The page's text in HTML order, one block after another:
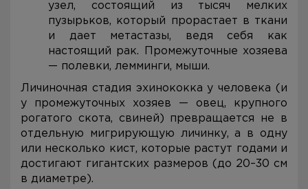
узел, состоящий из тысяч мелких
пузырьков, который прорастает в ткани
и дает метастазы, ведя себя как
настоящий рак. Промежуточные хозяева
— полевки, лемминги, мыши.
Личиночная стадия эхинококка у человека (и
у промежуточных хозяев — овец, крупного
рогатого скота, свиней) превращается не в
отдельную мигрирующую личинку, а в одну
или несколько кист, которые растут годами и
достигают гигантских размеров (до 20–30 см
в диаметре).